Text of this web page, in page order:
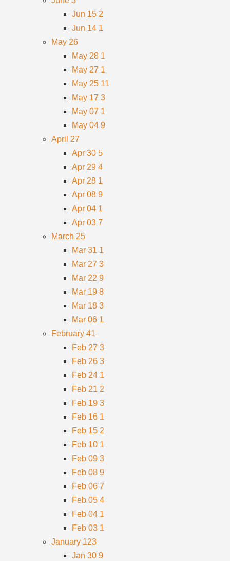
Jun 15 2
Jun 14 1
May 26
May 28 1
May 27 1
May 25 11
May 17 3
May 07 1
May 04 9
April 27
Apr 30 5
Apr 29 4
Apr 28 1
Apr 08 9
Apr 04 1
Apr 03 7
March 25
Mar 31 1
Mar 27 3
Mar 22 9
Mar 19 8
Mar 18 3
Mar 06 1
February 41
Feb 27 3
Feb 26 3
Feb 24 1
Feb 21 2
Feb 19 3
Feb 16 1
Feb 15 2
Feb 10 1
Feb 09 3
Feb 08 9
Feb 06 7
Feb 05 4
Feb 04 1
Feb 03 1
January 123
Jan 30 9